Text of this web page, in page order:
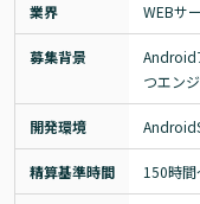
業界 WEBサ
募集背景
Android
つエン
開発環境
精算基準時間 150時